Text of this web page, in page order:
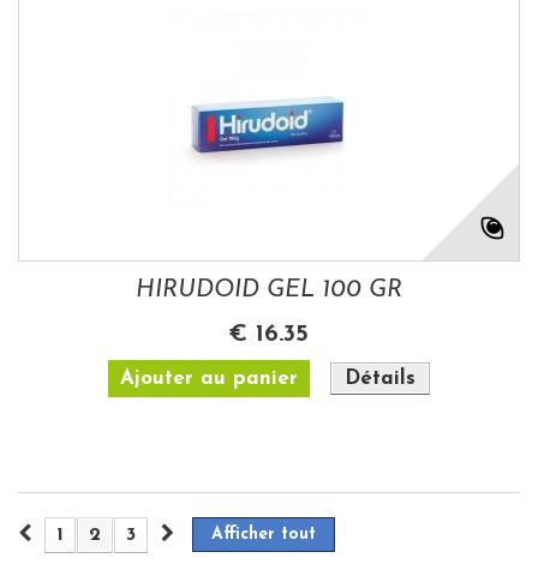
HIRUDOID GEL 100 GR
€ 16.35
Ajouter au panier Détails
Afficher tout
1 2 3